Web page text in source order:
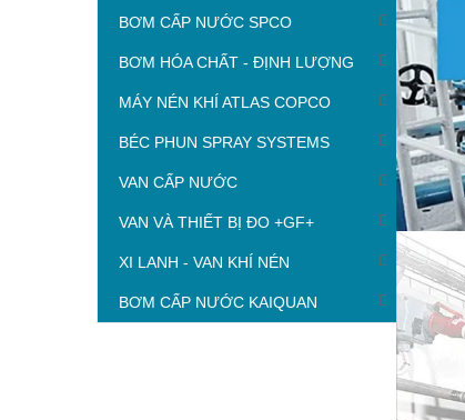
BƠM CẤP NƯỚC SPCO
BƠM HÓA CHẤT - ĐỊNH LƯỢNG
MÁY NÉN KHÍ ATLAS COPCO
BÉC PHUN SPRAY SYSTEMS
VAN CẤP NƯỚC
VAN VÀ THIẾT BỊ ĐO +GF+
XI LANH - VAN KHÍ NÉN
BƠM CẤP NƯỚC KAIQUAN